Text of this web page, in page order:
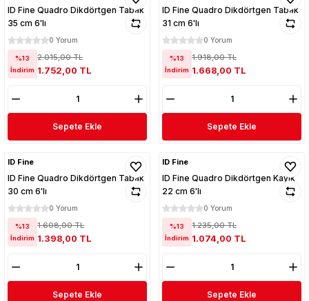
ID Fine Quadro Dikdörtgen Tabak
35 cm 6'lı
0 Yorum
%13
İndirim
2.015,00 TL
1.752,00 TL
Sepete Ekle
ID Fine Quadro Dikdörtgen Tabak
31 cm 6'lı
0 Yorum
%13
İndirim
1.918,00 TL
1.668,00 TL
Sepete Ekle
ID Fine
ID Fine Quadro Dikdörtgen Tabak
30 cm 6'lı
0 Yorum
%13
İndirim
1.608,00 TL
1.398,00 TL
Sepete Ekle
ID Fine
ID Fine Quadro Dikdörtgen Kayık
22 cm 6'lı
0 Yorum
%13
İndirim
1.235,00 TL
1.074,00 TL
Sepete Ekle